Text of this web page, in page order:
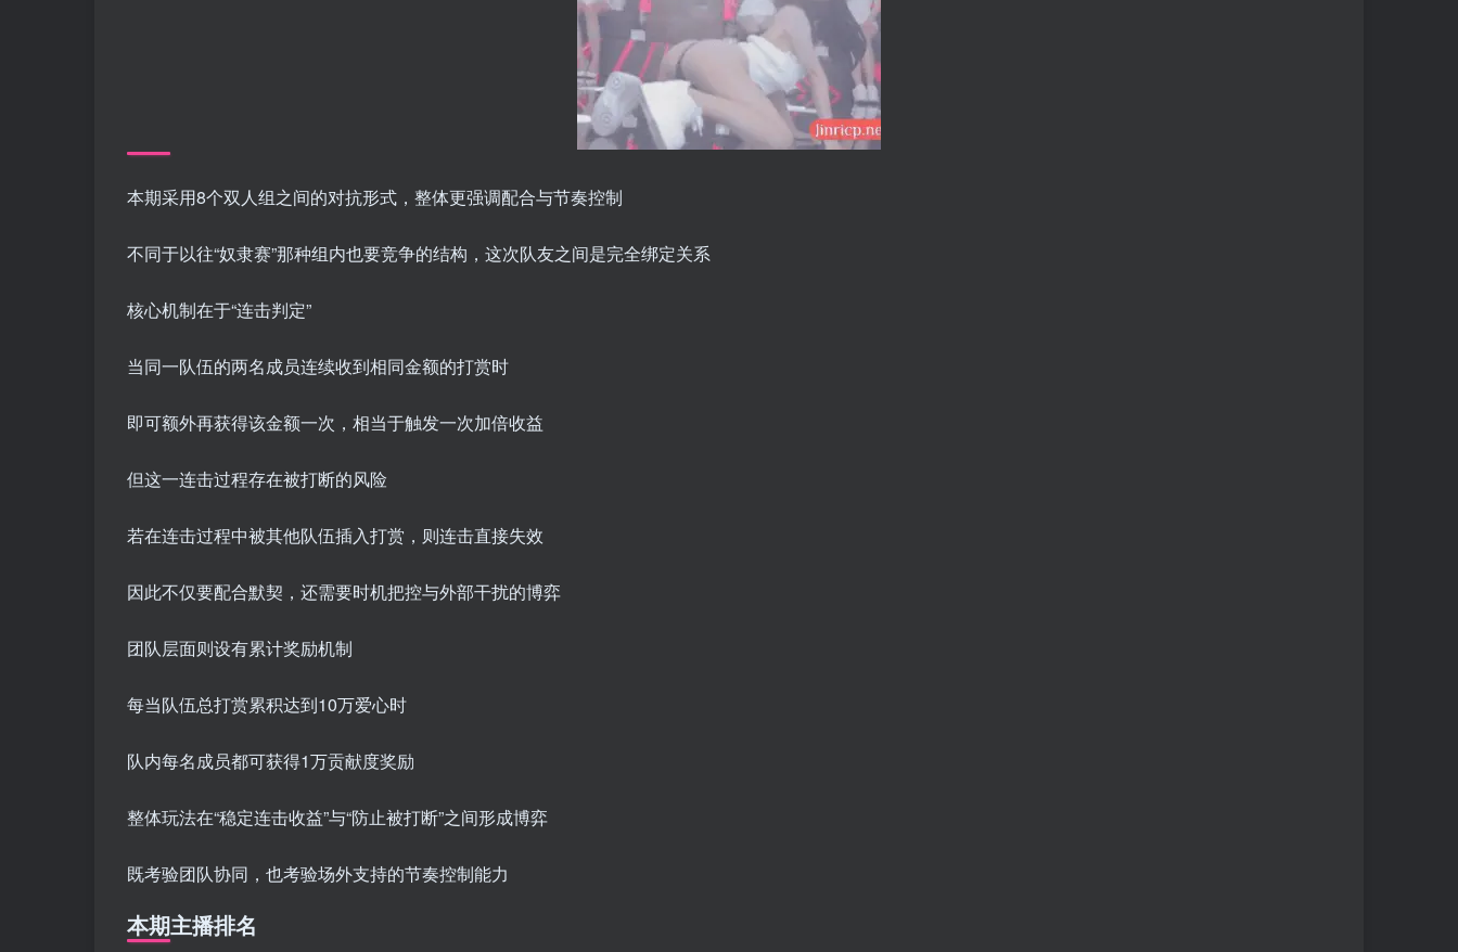
本期采用8个双人组之间的对抗形式，整体更强调配合与节奏控制
不同于以往“奴隶赛”那种组内也要竞争的结构，这次队友之间是完全绑定关系
核心机制在于“连击判定”
当同一队伍的两名成员连续收到相同金额的打赏时
即可额外再获得该金额一次，相当于触发一次加倍收益
但这一连击过程存在被打断的风险
若在连击过程中被其他队伍插入打赏，则连击直接失效
因此不仅要配合默契，还需要时机把控与外部干扰的博弈
团队层面则设有累计奖励机制
每当队伍总打赏累积达到10万爱心时
队内每名成员都可获得1万贡献度奖励
整体玩法在“稳定连击收益”与“防止被打断”之间形成博弈
既考验团队协同，也考验场外支持的节奏控制能力
本期主播排名